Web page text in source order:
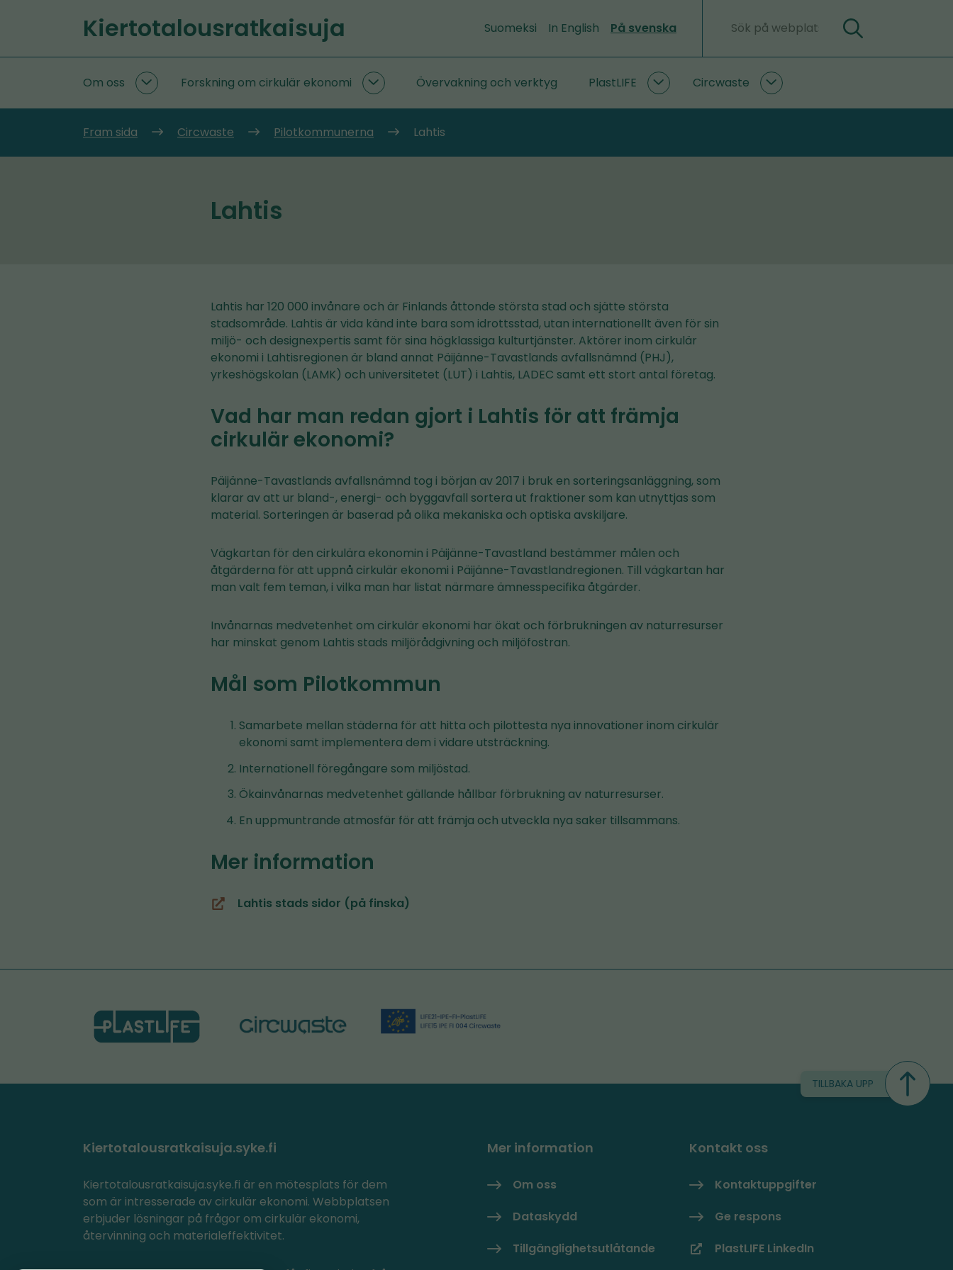
till
innehållet
Startsida
Kiertotalousratkaisuja Suomeksi In English På svenska Sökord Sök
Om oss
Om
oss
Forskning om cirkulär ekonomi
Forskning
om
ekonomi
Övervakning och verktyg PlastLIFE
PlastLIFE
undersidor
Circwaste
Circwaste
undersidor
Fram sida
Circwaste Pilotkommunerna Lahtis
Lahtis
Lahtis har 120 000 invånare och är Finlands åttonde största stad och sjätte största
stadsområde. Lahtis är vida känd inte bara som idrottsstad, utan internationellt även för sin
miljö- och designexpertis samt för sina högklassiga kulturtjänster. Aktörer inom cirkulär
ekonomi i Lahtisregionen är bland annat Päijänne-Tavastlands avfallsnämnd (PHJ),
yrkeshögskolan (LAMK) och universitetet (LUT) i Lahtis, LADEC samt ett stort antal företag.
Vad har man redan gjort i Lahtis för att främja
cirkulär ekonomi?
Päijänne-Tavastlands avfallsnämnd tog i början av 2017 i bruk en sorteringsanläggning, som
klarar av att ur bland-, energi- och byggavfall sortera ut fraktioner som kan utnyttjas som
material. Sorteringen är baserad på olika mekaniska och optiska avskiljare.
Vägkartan för den cirkulära ekonomin i Päijänne-Tavastland bestämmer målen och
åtgärderna för att uppnå cirkulär ekonomi i Päijänne-Tavastlandregionen. Till vägkartan har
man valt fem teman, i vilka man har listat närmare ämnesspecifika åtgärder.
Invånarnas medvetenhet om cirkulär ekonomi har ökat och förbrukningen av naturresurser
har minskat genom Lahtis stads miljörådgivning och miljöfostran.
Mål som Pilotkommun
Samarbete mellan städerna för att hitta och pilottesta nya innovationer inom cirkulär
ekonomi samt implementera dem i vidare utsträckning.
Internationell föregångare som miljöstad.
Ökainvånarnas medvetenhet gällande hållbar förbrukning av naturresurser.
En uppmuntrande atmosfär för att främja och utveckla nya saker tillsammans.
Mer information
Lahtis stads sidor (på finska)
(du
TILLBAKA UPP
Kiertotalousratkaisuja.syke.fi
Kiertotalousratkaisuja.syke.fi är en mötesplats för dem
som är intresserade av cirkulär ekonomi. Webbplatsen
erbjuder lösningar på frågor om cirkulär ekonomi,
återvinning och materialeffektivitet.
Mer information
Om oss
Dataskydd
Tillgänglighetsutlåtande
Kontakt oss
Kontaktuppgifter
Ge respons
PlastLIFE LinkedIn